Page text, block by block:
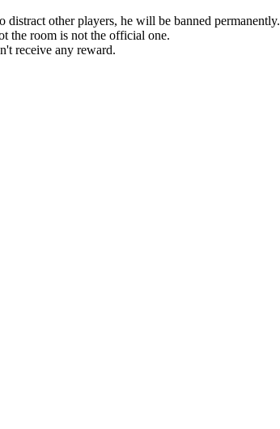
distract other players, he will be banned permanently.
the room is not the official one.
receive any reward.